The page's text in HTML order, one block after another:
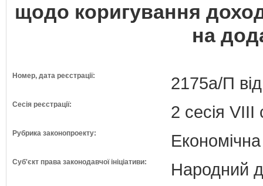
щодо коригування
на
Номер, дата реєстрації: 2175а/П
Сесія реєстрації: 2 сесія VIII
Рубрика законопроекту:
Суб'єкт права законодавчої ініціативи: Народний